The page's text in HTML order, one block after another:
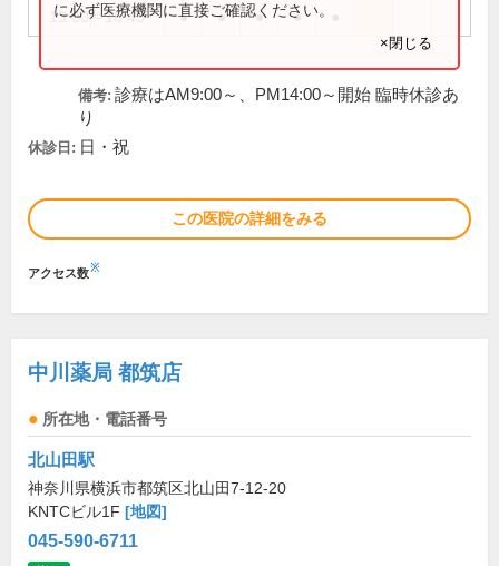
13:00～16:45 ● ● ● ●
に必ず医療機関に直接ご確認ください。
×閉じる
備考: 診療はAM9:00～、PM14:00～開始 臨時休診あ
り
休診日: 日・祝
この医院の詳細をみる
アクセス数※
中川薬局 都筑店
所在地・電話番号
北山田駅
神奈川県横浜市都筑区北山田7-12-20
KNTCビル1F [地図]
045-590-6711